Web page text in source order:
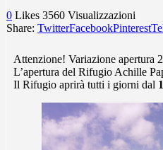
0 Likes 3560 Visualizzazioni
Share: TwitterFacebookPinterest
Attenzione! Variazione apertura
L’apertura del Rifugio Achille
Il Rifugio aprirà tutti i giorni dal